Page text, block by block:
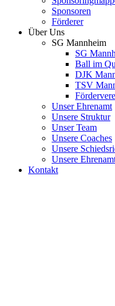
Sponsoren
Förderer
Über Uns
SG Mannheim
SG
Ball im
DJK
TSV
Unser Ehrenamt
Unsere Struktur
Unser Team
Unsere Coaches
Unsere
Unsere
Kontakt